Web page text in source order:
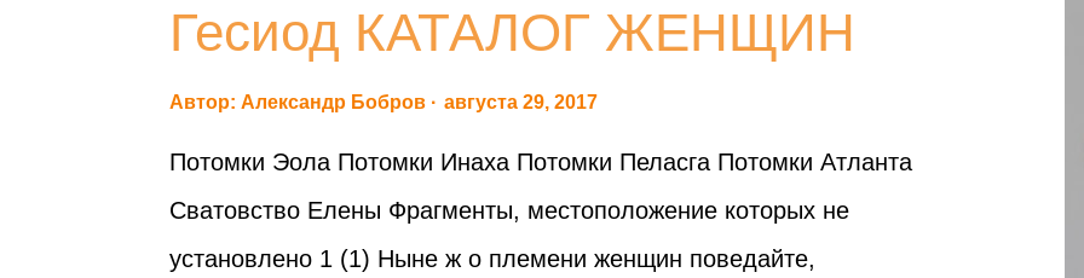
Гесиод КАТАЛОГ ЖЕНЩИН
Автор: Александр Бобров августа 29, 2017
Потомки Эола Потомки Инаха Потомки Пеласга Потомки Атланта
Сватовство Елены Фрагменты, местоположение которых не
установлено 1 (1) Ныне ж о племени женщин поведайте,